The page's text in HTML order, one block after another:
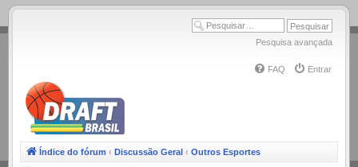
.
Pesquisa avançada
FAQ Entrar
Índice do fórum ‹ Discussão Geral ‹ Outros Esportes